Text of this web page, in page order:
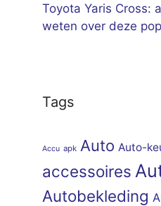
Toyota Yaris Cross:
weten over deze
Tags
Accu apk Auto Auto-
accessoires
Autobekleding